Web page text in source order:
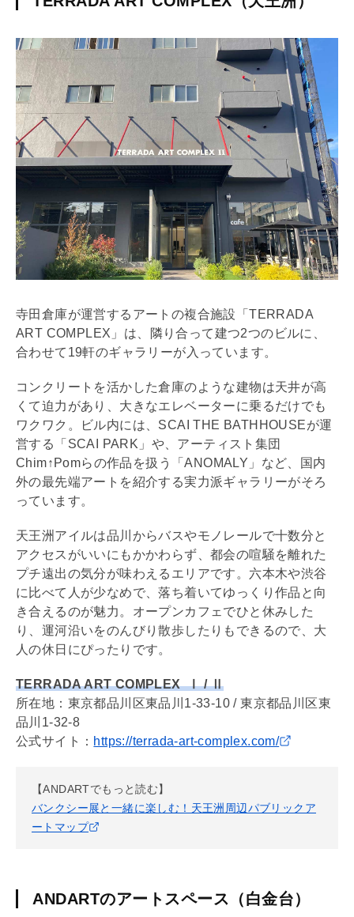
寺田倉庫が運営するアートの複合施設「TERRADA
ART COMPLEX」は、隣り合って建つ2つのビルに、
合わせて19軒のギャラリーが入っています。
コンクリートを活かした倉庫のような建物は天井が高
くて迫力があり、大きなエレベーターに乗るだけでも
ワクワク。ビル内には、SCAI THE BATHHOUSEが運
営する「SCAI PARK」や、アーティスト集団
Chim↑Pomらの作品を扱う「ANOMALY」など、国内
外の最先端アートを紹介する実力派ギャラリーがそろ
っています。
天王洲アイルは品川からバスやモノレールで十数分と
アクセスがいいにもかかわらず、都会の喧騒を離れた
プチ遠出の気分が味わえるエリアです。六本木や渋谷
に比べて人が少なめで、落ち着いてゆっくり作品と向
き合えるのが魅力。オープンカフェでひと休みした
り、運河沿いをのんびり散歩したりもできるので、大
人の休日にぴったりです。
TERRADA ART COMPLEX Ⅰ / Ⅱ
所在地：東京都品川区東品川1-33-10 / 東京都品川区東
品川1-32-8
公式サイト： https://terrada-art-complex.com/
【ANDARTでもっと読む】
バンクシー展と一緒に楽しむ！天王洲周辺パブリックア
ートマップ
ANDARTのアートスペース（白金台）